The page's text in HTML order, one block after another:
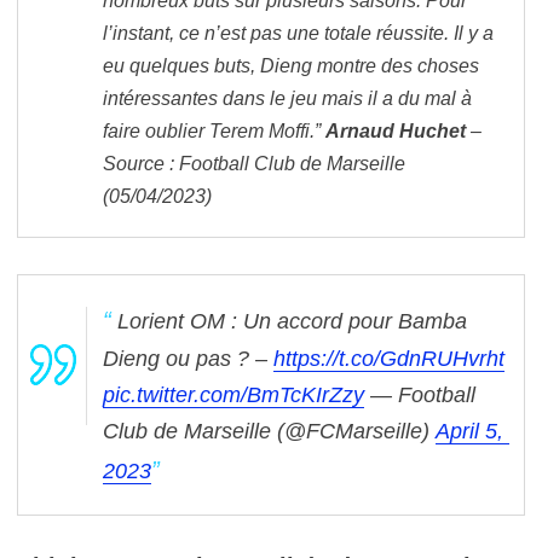
l’instant, ce n’est pas une totale réussite. Il y a
eu quelques buts, Dieng montre des choses
intéressantes dans le jeu mais il a du mal à
faire oublier Terem Moffi.”Arnaud Huchet–
Source : Football Club de Marseille
(05/04/2023)
Lorient OM : Un accord pour Bamba
Dieng ou pas ? – https://t.co/GdnRUHvrht
pic.twitter.com/BmTcKIrZzy — Football
Club de Marseille (@FCMarseille) April 5,
2023